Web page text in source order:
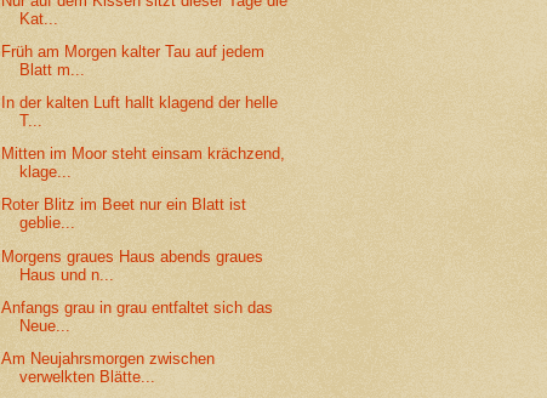
Kat...
Früh am Morgen kalter Tau auf jedem
Blatt m...
In der kalten Luft hallt klagend der helle
T...
Mitten im Moor steht einsam krächzend,
klage...
Roter Blitz im Beet nur ein Blatt ist
geblie...
Morgens graues Haus abends graues
Haus und n...
Anfangs grau in grau entfaltet sich das
Neue...
Am Neujahrsmorgen zwischen
verwelkten Blätte...